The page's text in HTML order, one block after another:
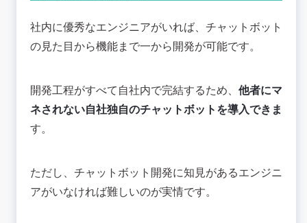
社内に優秀なエンジニアがいれば、チャットボット
の見た目から機能まで一から開発が可能です。
開発工程がすべて自社内で完結するため、 他者にマ
ネされない自社独自のチャットボットを導入できま
す。
ただし、チャットボット開発に知見があるエンジニ
アがいなければ難しいのが実情です。